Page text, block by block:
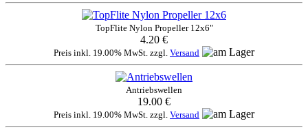
TopFlite Nylon Propeller 12x6"
4.20 €
Preis inkl. 19.00% MwSt. zzgl. Versand
Antriebswellen
19.00 €
Preis inkl. 19.00% MwSt. zzgl. Versand